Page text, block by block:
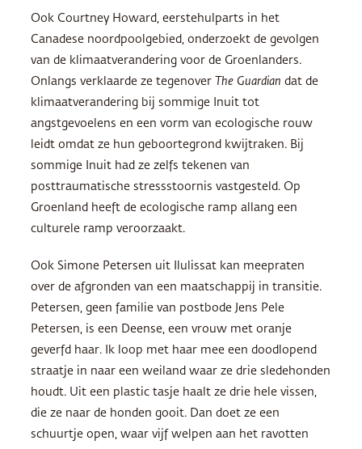
Ook Courtney Howard, eerstehulparts in het
Canadese noordpoolgebied, onderzoekt de gevolgen
van de klimaatverandering voor de Groenlanders.
Onlangs verklaarde ze tegenover The Guardian dat de
klimaatverandering bij sommige Inuit tot
angstgevoelens en een vorm van ecologische rouw
leidt omdat ze hun geboortegrond kwijtraken. Bij
sommige Inuit had ze zelfs tekenen van
posttraumatische stressstoornis vastgesteld. Op
Groenland heeft de ecologische ramp allang een
culturele ramp veroorzaakt.
Ook Simone Petersen uit Ilulissat kan meepraten
over de afgronden van een maatschappij in transitie.
Petersen, geen familie van postbode Jens Pele
Petersen, is een Deense, een vrouw met oranje
geverfd haar. Ik loop met haar mee een doodlopend
straatje in naar een weiland waar ze drie sledehonden
houdt. Uit een plastic tasje haalt ze drie hele vissen,
die ze naar de honden gooit. Dan doet ze een
schuurtje open, waar vijf welpen aan het ravotten